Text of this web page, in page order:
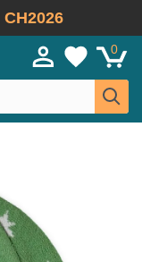
CH2026
0